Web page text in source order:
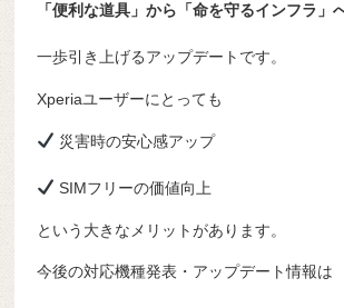
「便利な道具」から「命を守るインフラ」
一歩引き上げるアップデートです。
Xperiaユーザーにとっても
災害時の安心感アップ
SIMフリーの価値向上
という大きなメリットがあります。
今後の対応機種発表・アップデート情報は